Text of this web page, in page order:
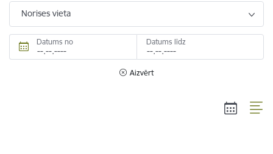
Norises vieta
Datums no Datums līdz
Aizvērt